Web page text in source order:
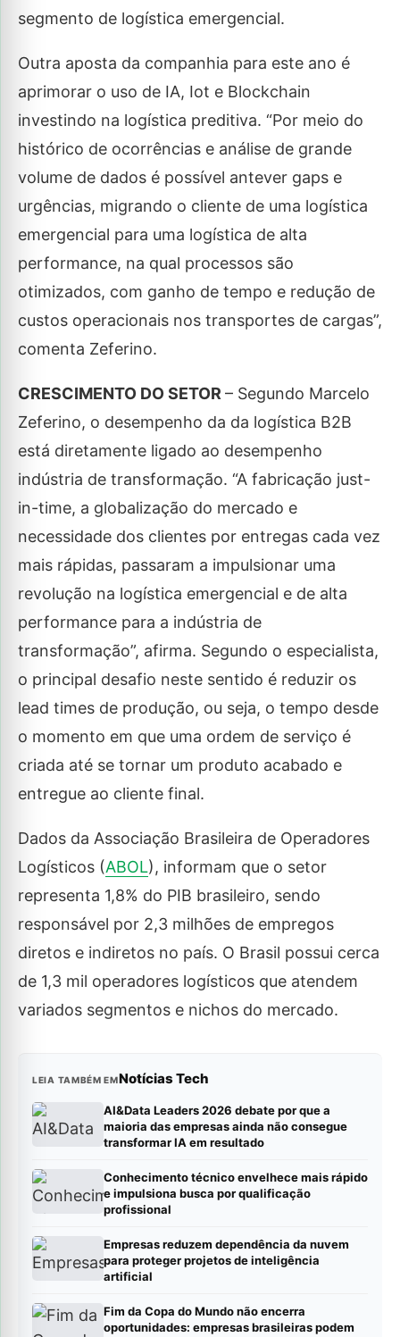
segmento de logística emergencial.
Outra aposta da companhia para este ano é
aprimorar o uso de IA, Iot e Blockchain
investindo na logística preditiva. “Por meio do
histórico de ocorrências e análise de grande
volume de dados é possível antever gaps e
urgências, migrando o cliente de uma logística
emergencial para uma logística de alta
performance, na qual processos são
otimizados, com ganho de tempo e redução de
custos operacionais nos transportes de cargas”,
comenta Zeferino.
CRESCIMENTO DO SETOR – Segundo Marcelo
Zeferino, o desempenho da da logística B2B
está diretamente ligado ao desempenho
indústria de transformação. “A fabricação just-
in-time, a globalização do mercado e
necessidade dos clientes por entregas cada vez
mais rápidas, passaram a impulsionar uma
revolução na logística emergencial e de alta
performance para a indústria de
transformação”, afirma. Segundo o especialista,
o principal desafio neste sentido é reduzir os
lead times de produção, ou seja, o tempo desde
o momento em que uma ordem de serviço é
criada até se tornar um produto acabado e
entregue ao cliente final.
Dados da Associação Brasileira de Operadores
Logísticos (ABOL), informam que o setor
representa 1,8% do PIB brasileiro, sendo
responsável por 2,3 milhões de empregos
diretos e indiretos no país. O Brasil possui cerca
de 1,3 mil operadores logísticos que atendem
variados segmentos e nichos do mercado.
LEIA TAMBÉM EMNotícias Tech
AI&Data Leaders 2026 debate por que a
maioria das empresas ainda não consegue
transformar IA em resultado
Conhecimento técnico envelhece mais rápido
e impulsiona busca por qualificação
profissional
Empresas reduzem dependência da nuvem
para proteger projetos de inteligência
artificial
Fim da Copa do Mundo não encerra
oportunidades: empresas brasileiras podem